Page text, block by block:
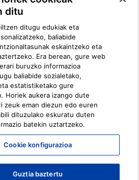
Youtube
Ivoox
Informazio Sistema
ditu
ditugu edukiak eta
baliabide
eskaintzeko eta
Era berean, gure web
buruzko informazioa
baliabide sozialetako,
estatistiketako gure
Horiek aukera izango dute
zeuk eman diezun edo euren
dituzulako eskuratu duten
batekin uztartzeko.
Cookie konfigurazioa
Guztia baztertu